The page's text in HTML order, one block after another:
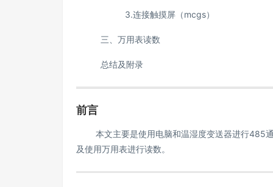
3.连接触摸屏（mcgs）
三、万用表读数
总结及附录
前言
本文主要是使用电脑和温湿度变送器进行485通
及使用万用表进行读数。